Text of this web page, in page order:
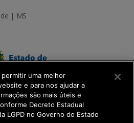
| MS
uma melhor
e para nos ajudar a
são mais úteis e
Decreto Estadual
LGPD no Governo do Estado